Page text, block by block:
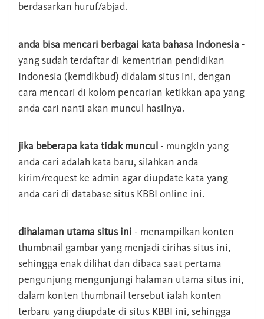
berdasarkan huruf/abjad.
anda bisa mencari berbagai kata bahasa Indonesia -
yang sudah terdaftar di kementrian pendidikan
Indonesia (kemdikbud) didalam situs ini, dengan
cara mencari di kolom pencarian ketikkan apa yang
anda cari nanti akan muncul hasilnya.
jika beberapa kata tidak muncul - mungkin yang
anda cari adalah kata baru, silahkan anda
kirim/request ke admin agar diupdate kata yang
anda cari di database situs KBBI online ini.
dihalaman utama situs ini - menampilkan konten
thumbnail gambar yang menjadi cirihas situs ini,
sehingga enak dilihat dan dibaca saat pertama
pengunjung mengunjungi halaman utama situs ini,
dalam konten thumbnail tersebut ialah konten
terbaru yang diupdate di situs KBBI ini, sehingga